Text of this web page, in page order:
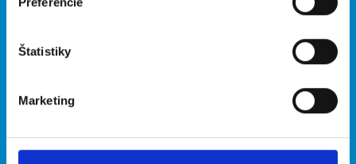
Štatistiky
Marketing
O portáli
O nás
Podmienky
Zásady ochrany osobných
Naše ďalšie projekty
INwork.cz